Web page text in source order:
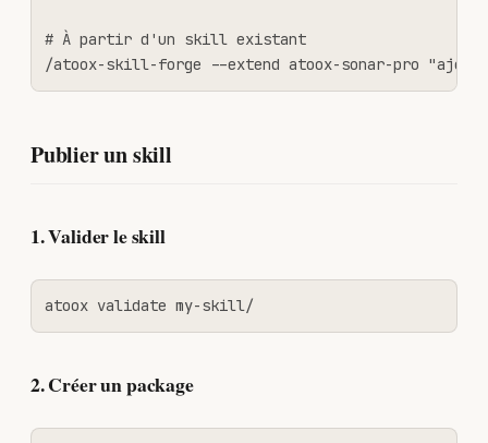
# À partir d'un skill existant
/atoox-skill-forge --extend atoox-sonar-pro
Publier un skill
1. Valider le skill
atoox validate my-skill/
2. Créer un package